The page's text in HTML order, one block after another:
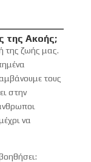
της Ακοής;
της ζωής μας.
τους
στην
να